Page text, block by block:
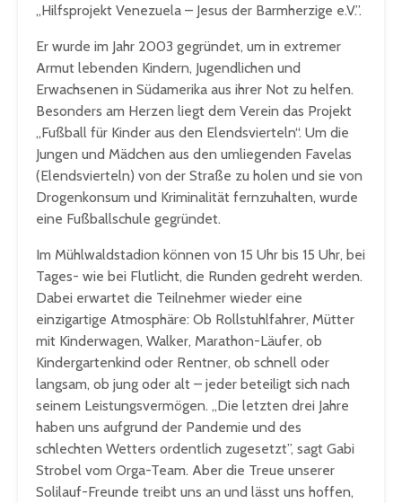
„Hilfsprojekt Venezuela – Jesus der Barmherzige e.V.”.
Er wurde im Jahr 2003 gegründet, um in extremer
Armut lebenden Kindern, Jugendlichen und
Erwachsenen in Südamerika aus ihrer Not zu helfen.
Besonders am Herzen liegt dem Verein das Projekt
„Fußball für Kinder aus den Elendsvierteln“. Um die
Jungen und Mädchen aus den umliegenden Favelas
(Elendsvierteln) von der Straße zu holen und sie von
Drogenkonsum und Kriminalität fernzuhalten, wurde
eine Fußballschule gegründet.
Im Mühlwaldstadion können von 15 Uhr bis 15 Uhr, bei
Tages- wie bei Flutlicht, die Runden gedreht werden.
Dabei erwartet die Teilnehmer wieder eine
einzigartige Atmosphäre: Ob Rollstuhlfahrer, Mütter
mit Kinderwagen, Walker, Marathon-Läufer, ob
Kindergartenkind oder Rentner, ob schnell oder
langsam, ob jung oder alt – jeder beteiligt sich nach
seinem Leistungsvermögen. „Die letzten drei Jahre
haben uns aufgrund der Pandemie und des
schlechten Wetters ordentlich zugesetzt”, sagt Gabi
Strobel vom Orga-Team. Aber die Treue unserer
Solilauf-Freunde treibt uns an und lässt uns hoffen,